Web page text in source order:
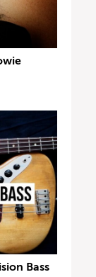
Bass